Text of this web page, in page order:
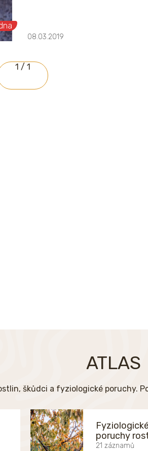
08.03.2019
1 / 1
ATLAS
škůdci a fyziologické poruchy.
Fyziologické
poruchy
21 záznamů